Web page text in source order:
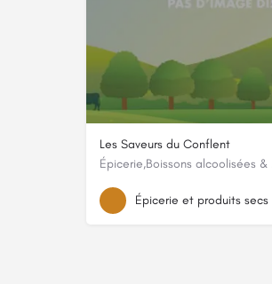
Les Saveurs du Conflent
Épicerie,Boissons alcoolisées &
4 avenue Léon Trabis
Épicerie et produits secs